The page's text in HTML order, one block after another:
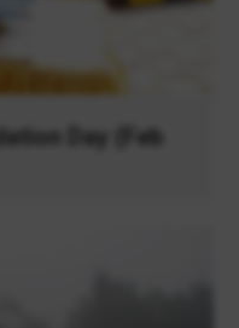
Day (Feb